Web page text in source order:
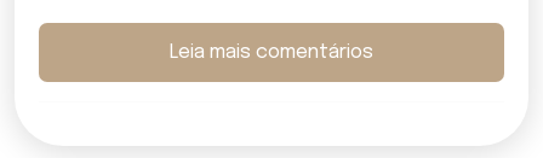
Leia mais comentários